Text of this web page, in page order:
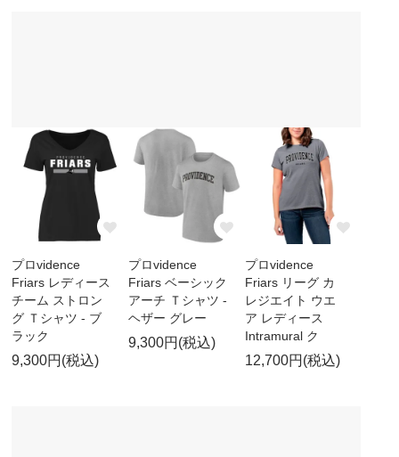
プロvidence
Friars レディース
チーム ストロン
グ Ｔシャツ - ブ
ラック
9,300円(税込)
プロvidence
Friars ベーシック
アーチ Ｔシャツ -
ヘザー グレー
9,300円(税込)
プロvidence
Friars リーグ カ
レジエイト ウエ
ア レディース
Intramural ク
12,700円(税込)